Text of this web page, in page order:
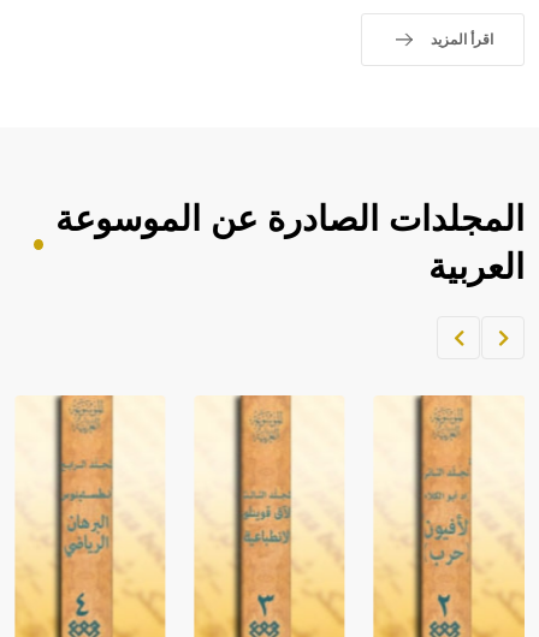
اقرأ المزيد
المجلدات الصادرة عن الموسوعة
العربية